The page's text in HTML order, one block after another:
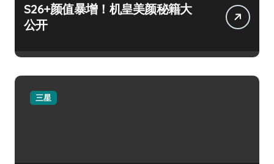
S26+颜值暴增！机皇美颜秘籍大
公开
三星